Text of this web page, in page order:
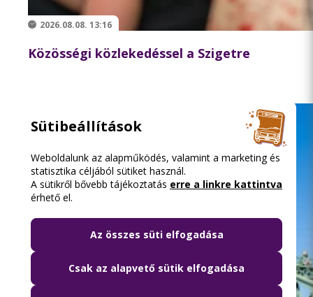
2026.08.08. 13:16
Közösségi közlekedéssel a Szigetre
Sütibeállítások
Weboldalunk az alapműködés, valamint a marketing és
statisztika céljából sütiket használ.
A sütikről bővebb tájékoztatás erre a linkre kattintva
érhető el.
Az összes süti elfogadása
Csak az alapvető sütik elfogadása